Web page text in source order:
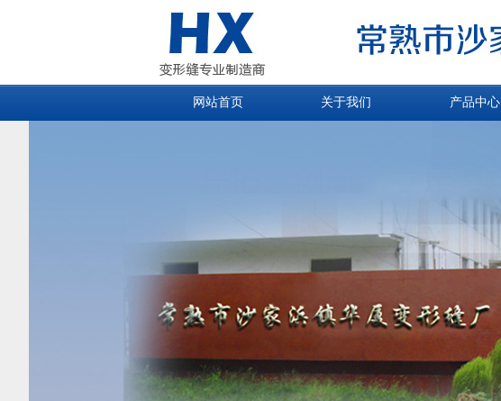
网站首页 关于我们 产品中心